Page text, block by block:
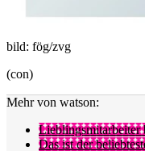
bild: fög/zvg
(con)
Mehr von watson:
Lieblingsmitarbeiter
Das ist der